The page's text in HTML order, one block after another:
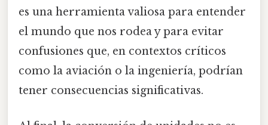
es una herramienta valiosa para entender
el mundo que nos rodea y para evitar
confusiones que, en contextos críticos
como la aviación o la ingeniería, podrían
tener consecuencias significativas.